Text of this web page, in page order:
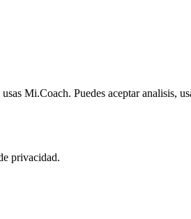
Mi.Coach. Puedes aceptar analisis,
privacidad.